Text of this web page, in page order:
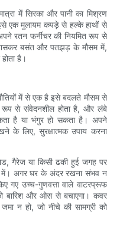
में सिरका और पानी का मिश्रण
एक मुलायम कपड़े से हल्के हाथों से
रतन फर्नीचर की नियमित रूप से
बसंत और पतझड़ के मौसम में,
है।
में से एक है इसे बदलते मौसम से
रूप से संवेदनशील होता है, और लंबे
है या भंगुर हो सकता है। अपने
के लिए, सुरक्षात्मक उपाय करना
गैरेज या किसी ढकी हुई जगह पर
में। अगर घर के अंदर रखना संभव न
गए उच्च-गुणवत्ता वाले वाटरप्रूफ
बारिश और ओस से बचाएगा। कवर
जमा न हो, जो नीचे की सामग्री को